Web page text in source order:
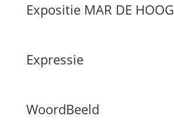
Expositie MAR DE HOOG
Expressie
WoordBeeld